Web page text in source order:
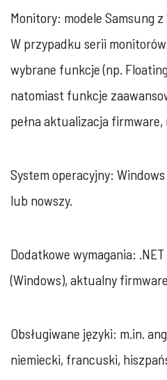
Monitory: modele Samsung
W przypadku serii
wybrane funkcje (np.
natomiast funkcje
pełna aktualizacja firmware,
System operacyjny: Windows
lub nowszy.
Dodatkowe wymagania:
(Windows), aktualny
Obsługiwane języki: m.in.
niemiecki, francuski,